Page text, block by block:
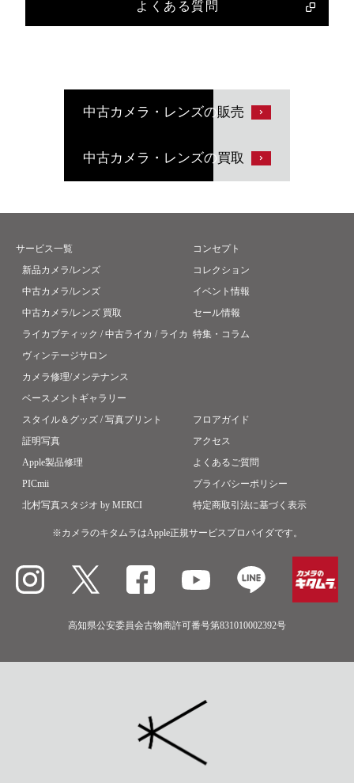
よくある質問
中古カメラ・レンズの販売
中古カメラ・レンズの買取
サービス一覧
新品カメラ/レンズ
中古カメラ/レンズ
中古カメラ/レンズ 買取
ライカブティック / 中古ライカ / ライカ
ヴィンテージサロン
カメラ修理/メンテナンス
ベースメントギャラリー
スタイル＆グッズ / 写真プリント
証明写真
Apple製品修理
PICmii
北村写真スタジオ by MERCI
コンセプト
コレクション
イベント情報
セール情報
特集・コラム
フロアガイド
アクセス
よくあるご質問
プライバシーポリシー
特定商取引法に基づく表示
※カメラのキタムラはApple正規サービスプロバイダです。
高知県公安委員会古物商許可番号第831010002392号